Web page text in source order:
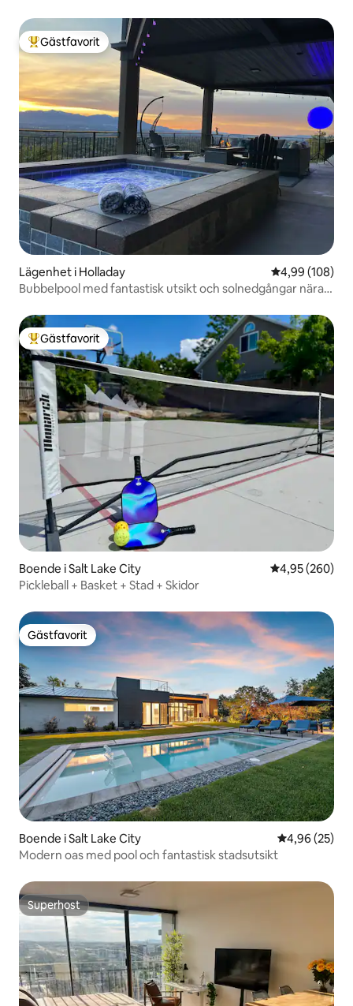
Populär gästfavorit
Gästfavorit
Lägenhet i Holladay 4,99 av 5 i
4,99 (108)
Bubbelpool med fantastisk utsikt och solnedgångar nära
Populär gästfavorit
Gästfavorit
Boende i Salt Lake City 4,95 av 5 i
4,95 (260)
Pickleball + Basket + Stad + Skidor
Gästfavorit
Gästfavorit
Boende i Salt Lake City 4,96 av 5 i
4,96 (25)
Modern oas med pool och fantastisk stadsutsikt
Superhost
Superhost